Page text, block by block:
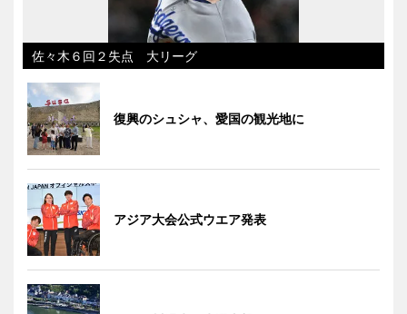
佐々木６回２失点 大リーグ
復興のシュシャ、愛国の観光地に
アジア大会公式ウエア発表